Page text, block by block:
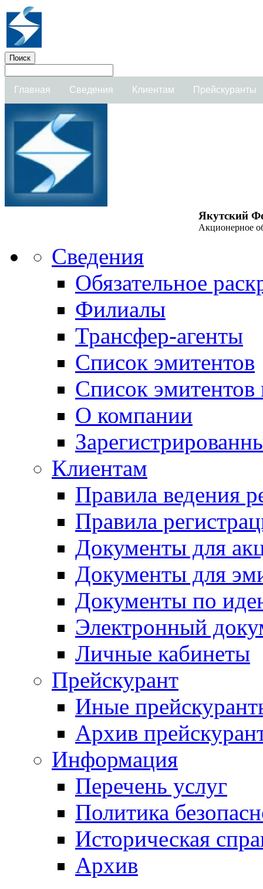
Главная Сведения Клиентам Прейскуранты
Якутский
Акционерное
Сведения
Обязательное
Филиалы
Трансфер-агенты
Список эмитентов
Список эмитентов
О компании
Клиентам
Правила ведения
Правила
Документы для
Документы для
Документы по
Электронный
Личные кабинеты
Прейскурант
Иные
Архив
Информация
Перечень услуг
Политика
Историческая
Архив